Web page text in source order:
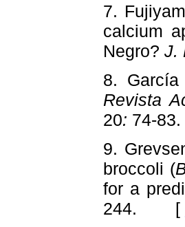
7.
calcium
Negro? J.
8.
Revista
20: 74-
9.
broccoli (
for a
244. [